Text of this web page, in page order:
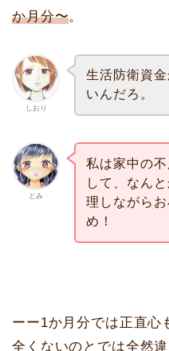
か月分〜。
しおり
生活防衛資
いんだろ。
とみ
私は家中の
して、なん
理しながら
め！
ーー1か月分では正直心
全くないのとでは全然違